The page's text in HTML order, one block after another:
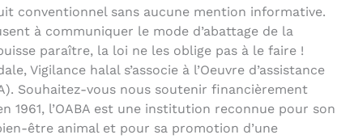
conventionnel sans aucune mention informative.
à communiquer le mode d’abattage de la
paraître, la loi ne les oblige pas à le faire !
Vigilance halal s’associe à l’Oeuvre d’assistance
Souhaitez-vous nous soutenir financièrement
1961, l’OABA est une institution reconnue pour son
être animal et pour sa promotion d’une